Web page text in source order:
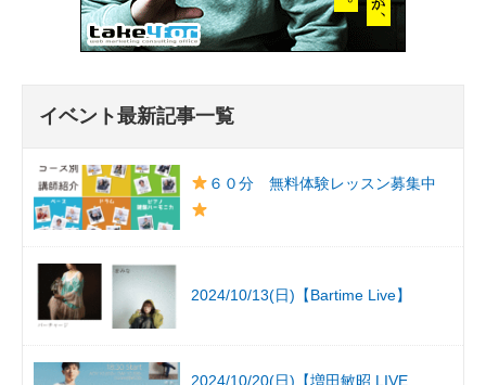
イベント最新記事一覧
６０分 無料体験レッスン募集中
2024/10/13(日)【Bartime Live】
2024/10/20(日)【増田敏昭 LIVE